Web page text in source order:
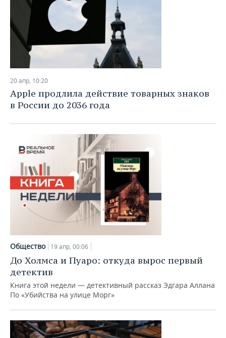
20 апр, 10:20
Apple продлила действие товарных знаков
в России до 2036 года
Общество 19 апр, 00:06
До Холмса и Пуаро: откуда вырос первый
детектив
Книга этой недели — детективный рассказ Эдгара Аллана
По «Убийства на улице Морг»